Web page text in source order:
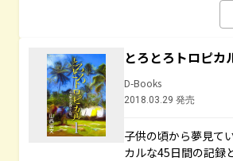
とろとろトロピ
D-Books
2018.03.29 発売
子供の頃から夢見て
カルな45日間の記録